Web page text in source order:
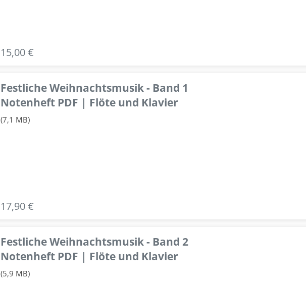
15,00 €
Festliche Weihnachtsmusik - Band 1
Notenheft PDF | Flöte und Klavier
(7,1 MB)
17,90 €
Festliche Weihnachtsmusik - Band 2
Notenheft PDF | Flöte und Klavier
(5,9 MB)